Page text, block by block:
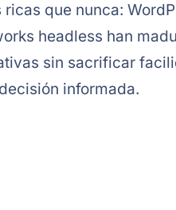
que nunca:
headless han
sin sacrificar
informada.